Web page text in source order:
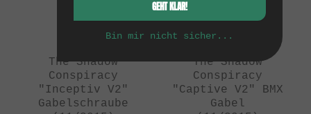
The Shadow
Conspiracy
"Inceptiv V2"
Gabelschraube
The Shadow
Conspiracy
"Captive V2" BMX
Gabel
GEHT KLAR!
Bin mir nicht sicher...